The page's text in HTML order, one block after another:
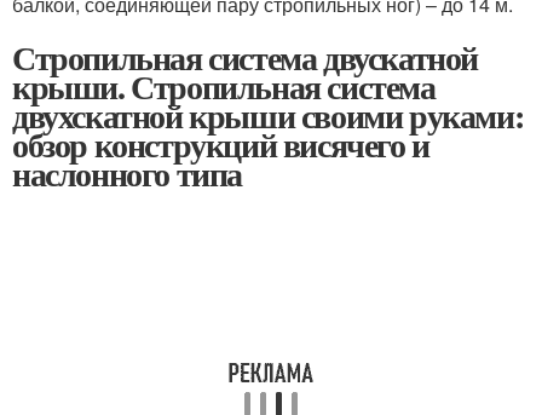
Стропильная система двускатной
крыши. Стропильная система
двухскатной крыши своими руками:
обзор конструкций висячего и
наслонного типа